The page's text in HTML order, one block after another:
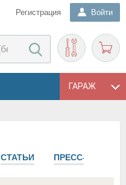
Регистрация Войти
ГАРАЖ
СТАТЬИ ПРЕСС-РЕЛИЗЫ